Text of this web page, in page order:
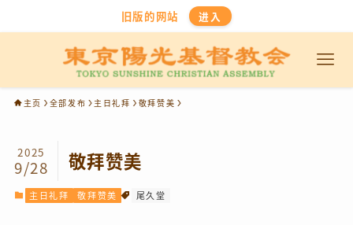
旧版的网站 进入
主页 全部发布 主日礼拜 敬拜赞美
敬拜赞美
2025
9/28
主日礼拜 敬拜赞美 尾久堂